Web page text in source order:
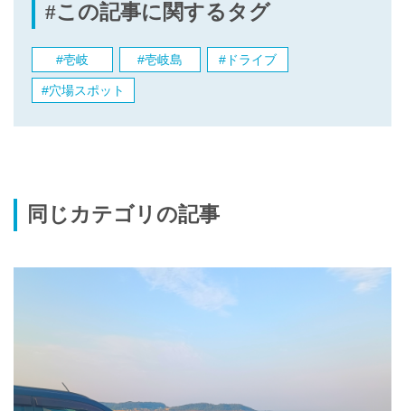
#この記事に関するタグ
#壱岐 #壱岐島 #ドライブ
#穴場スポット
同じカテゴリの記事